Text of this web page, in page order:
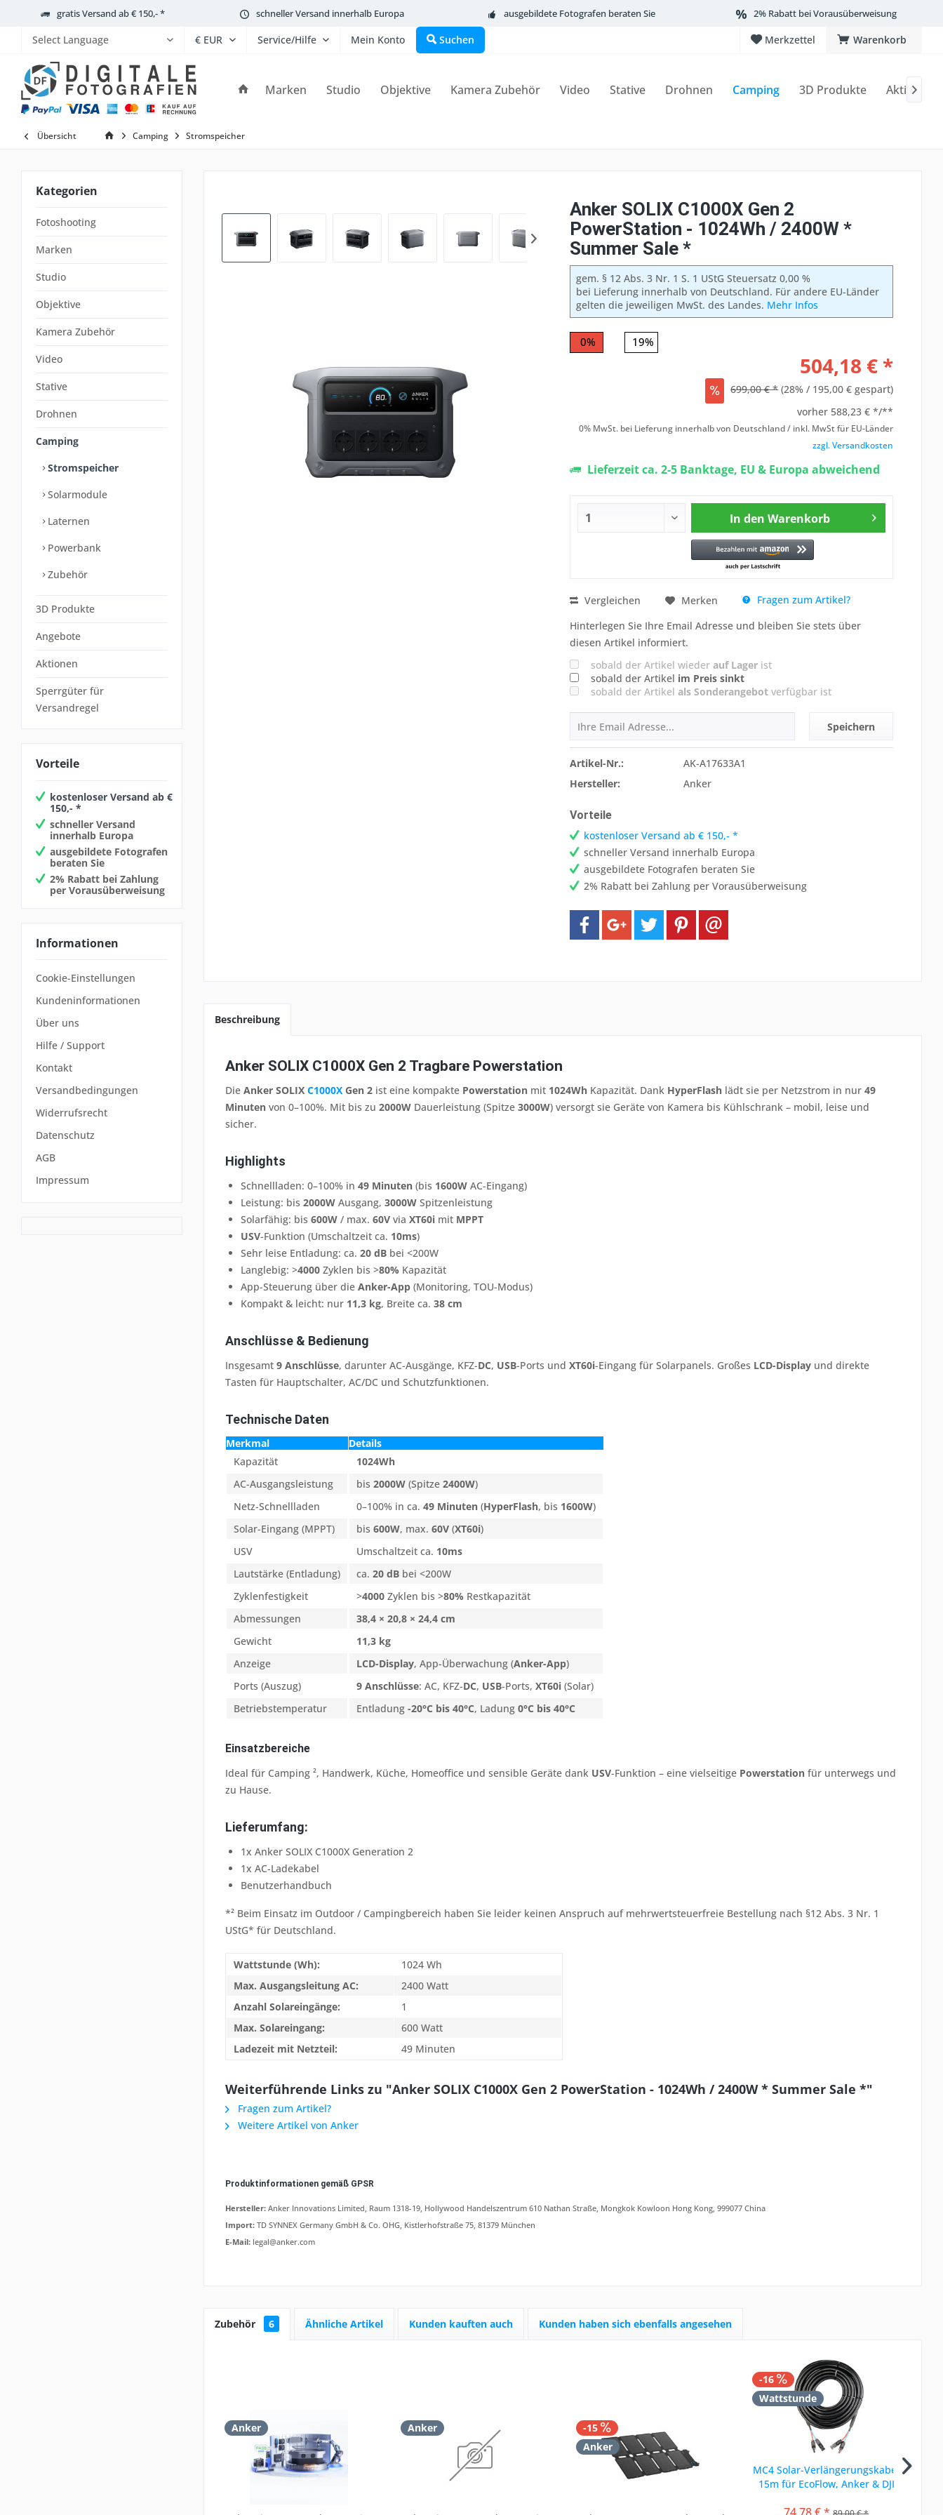
gratis Versand ab € 150,- * schneller Versand innerhalb Europa ausgebildete Fotografen beraten Sie 2% Rabatt bei Vorausüberweisung
Powered by
Warenkorb
Merkzettel
Service/Hilfe Mein Konto Suchen
Marken Studio Objektive Kamera Zubehör Video Stative Drohnen Camping 3D Produkte Aktionen

Übersicht Camping Stromspeicher
Kategorien
Fotoshooting
Marken
Studio
Objektive
Kamera Zubehör
Video
Stative
Drohnen
Camping
Stromspeicher
Solarmodule
Laternen
Powerbank
Zubehör
3D Produkte
Angebote
Aktionen
Sperrgüter für
Versandregel
Vorteile
kostenloser Versand ab €
150,- *
schneller Versand
innerhalb Europa
ausgebildete Fotografen
beraten Sie
2% Rabatt bei Zahlung
per Vorausüberweisung
Informationen
Cookie-Einstellungen
Kundeninformationen
Über uns
Hilfe / Support
Kontakt
Versandbedingungen
Widerrufsrecht
Datenschutz
AGB
Impressum
Anker SOLIX C1000X Gen 2
PowerStation - 1024Wh / 2400W *
Summer Sale *
gem. § 12 Abs. 3 Nr. 1 S. 1 UStG Steuersatz 0,00 %
bei Lieferung innerhalb von Deutschland. Für andere EU-Länder
gelten die jeweiligen MwSt. des Landes. Mehr Infos
0% 19%
504,18 € *
699,00 € * (28% / 195,00 € gespart)
vorher 588,23 € */**
0% MwSt. bei Lieferung innerhalb von Deutschland / inkl. MwSt für EU-Länder
zzgl. Versandkosten
Lieferzeit ca. 2-5 Banktage, EU & Europa abweichend
In den Warenkorb
Vergleichen Merken
Fragen zum Artikel?
Hinterlegen Sie Ihre Email Adresse und bleiben Sie stets über
diesen Artikel informiert.
sobald der Artikel wieder auf Lagerist
sobald der Artikel im Preis sinkt
sobald der Artikel als Sonderangebotverfügbar ist
Speichern
Artikel-Nr.:
AK-A17633A1
Hersteller:
Anker
Vorteile
kostenloser Versand ab € 150,- *
schneller Versand innerhalb Europa
ausgebildete Fotografen beraten Sie
2% Rabatt bei Zahlung per Vorausüberweisung
Beschreibung
Anker SOLIX C1000X Gen 2 Tragbare Powerstation
Die Anker SOLIX C1000X Gen 2 ist eine kompakte Powerstation mit 1024Wh Kapazität. Dank HyperFlash lädt sie per Netzstrom in nur 49
Minuten von 0–100%. Mit bis zu 2000W Dauerleistung (Spitze 3000W) versorgt sie Geräte von Kamera bis Kühlschrank – mobil, leise und
sicher.
Highlights
Schnellladen: 0–100% in 49 Minuten (bis 1600W AC-Eingang)
Leistung: bis 2000W Ausgang, 3000W Spitzenleistung
Solarfähig: bis 600W / max. 60V via XT60i mit MPPT
USV-Funktion (Umschaltzeit ca. 10ms)
Sehr leise Entladung: ca. 20 dB bei <200W
Langlebig: >4000 Zyklen bis >80% Kapazität
App-Steuerung über die Anker-App (Monitoring, TOU-Modus)
Kompakt & leicht: nur 11,3 kg, Breite ca. 38 cm
Anschlüsse & Bedienung
Insgesamt 9 Anschlüsse, darunter AC-Ausgänge, KFZ-DC, USB-Ports und XT60i-Eingang für Solarpanels. Großes LCD-Display und direkte
Tasten für Hauptschalter, AC/DC und Schutzfunktionen.
Technische Daten
Merkmal
Details
Kapazität
1024Wh
AC-Ausgangsleistung
bis 2000W (Spitze 2400W)
Netz-Schnellladen
0–100% in ca. 49 Minuten (HyperFlash, bis 1600W)
Solar-Eingang (MPPT)
bis 600W, max. 60V (XT60i)
USV
Umschaltzeit ca. 10ms
Lautstärke (Entladung)
ca. 20 dB bei <200W
Zyklenfestigkeit
>4000 Zyklen bis >80% Restkapazität
Abmessungen
38,4 × 20,8 × 24,4 cm
Gewicht
11,3 kg
Anzeige
LCD-Display, App-Überwachung (Anker-App)
Ports (Auszug)
9 Anschlüsse: AC, KFZ-DC, USB-Ports, XT60i (Solar)
Betriebstemperatur
Entladung -20°C bis 40°C, Ladung 0°C bis 40°C
Einsatzbereiche
Ideal für Camping ², Handwerk, Küche, Homeoffice und sensible Geräte dank USV-Funktion – eine vielseitige Powerstation für unterwegs und
zu Hause.
Lieferumfang:
1x Anker SOLIX C1000X Generation 2
1x AC-Ladekabel
Benutzerhandbuch
*² Beim Einsatz im Outdoor / Campingbereich haben Sie leider keinen Anspruch auf mehrwertsteuerfreie Bestellung nach §12 Abs. 3 Nr. 1
UStG* für Deutschland.
Wattstunde (Wh):
1024 Wh
Max. Ausgangsleitung AC:
2400 Watt
Anzahl Solareingänge:
1
Max. Solareingang:
600 Watt
Ladezeit mit Netzteil:
49 Minuten
Weiterführende Links zu "Anker SOLIX C1000X Gen 2 PowerStation - 1024Wh / 2400W * Summer Sale *"
Fragen zum Artikel?
Weitere Artikel von Anker
Produktinformationen gemäß GPSR
Hersteller: Anker Innovations Limited, Raum 1318-19, Hollywood Handelszentrum 610 Nathan Straße, Mongkok Kowloon Hong Kong, 999077 China
Import: TD SYNNEX Germany GmbH & Co. OHG, Kistlerhofstraße 75, 81379 München
E-Mail: legal@anker.com
Zubehör 6 Ähnliche Artikel Kunden kauften auch Kunden haben sich ebenfalls angesehen
Anker Anker
-15
Anker
-16
Wattstunde
MC4 Solar-Verlängerungskabel
15m für EcoFlow, Anker & DJI